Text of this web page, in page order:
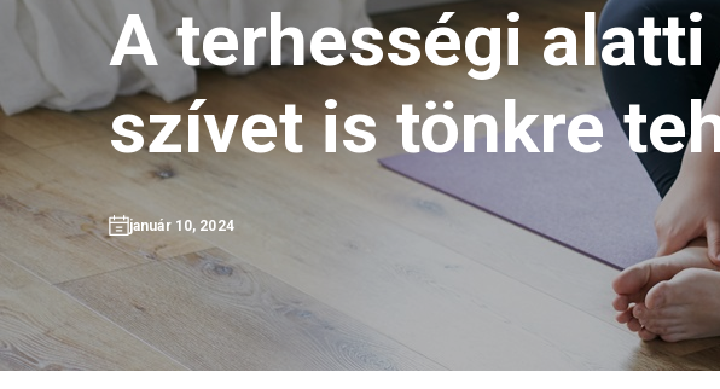
A terhességi
szívet is tönkre
január 10, 2024